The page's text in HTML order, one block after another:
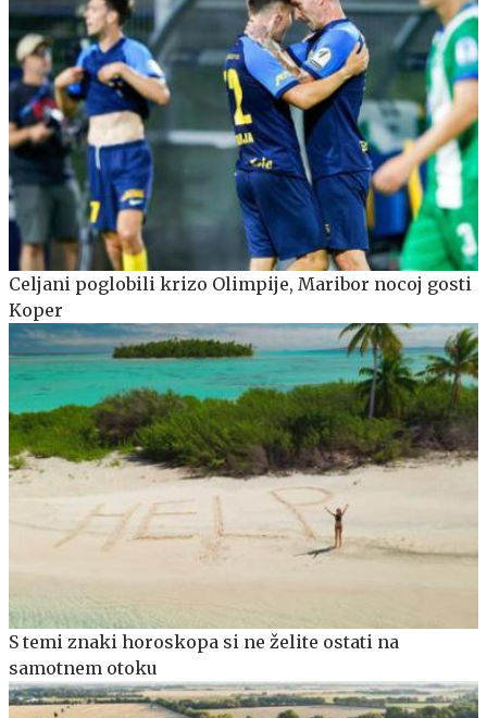
Celjani poglobili krizo Olimpije, Maribor nocoj gosti
Koper
S temi znaki horoskopa si ne želite ostati na
samotnem otoku